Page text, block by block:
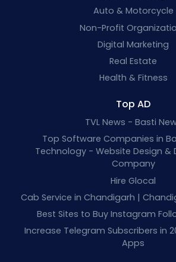
Auto & Motorcycle
Non-Profit
Digital Marketing
Real Estate
Health & Fitness
Top AD
TVL News - Basti
Top Software Companies in
Technology - Website Design &
Company
Hire Glocal
Cab Service in Chandigarh |
Best Sites to Buy Instagram
Increase Telegram Subscribers in
Apps